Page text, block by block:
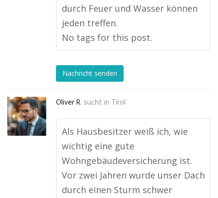
durch Feuer und Wasser können
jeden treffen.
No tags for this post.
Nachricht senden
Oliver R. sucht in Tirol
Als Hausbesitzer weiß ich, wie
wichtig eine gute
Wohngebäudeversicherung ist.
Vor zwei Jahren wurde unser Dach
durch einen Sturm schwer